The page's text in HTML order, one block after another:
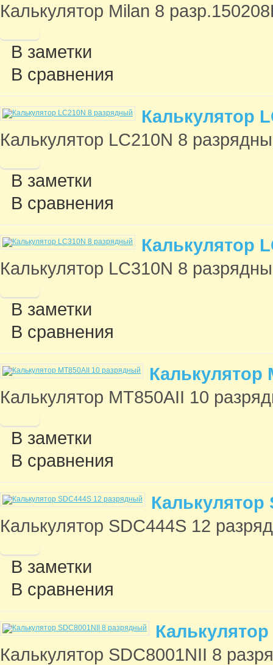
Калькулятор Milan 8
В заметки
В сравнения
Калькулятор
Калькулятор LC210N 8
В заметки
В сравнения
Калькулятор
Калькулятор LC310N 8
В заметки
В сравнения
Калькулятор
Калькулятор MT850AII 10
В заметки
В сравнения
Калькулятор
Калькулятор SDC444S 12
В заметки
В сравнения
Калькулятор SDC8001NII 8